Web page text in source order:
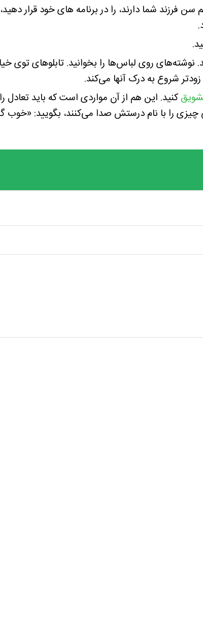
فرزند شما دارند، را در برنامه های خود قرار
روی لباس‌ها را بخوانید. تابلوهای توی
زودتر شروع به درک آنها می‌کند.
کنید. این هم از آن مواردی است که باید
چیزی را با نام درستش صدا می‌کنند، بگویید: